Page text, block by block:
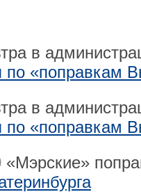
в
«поправкам
в
«поправкам
«Мэрские»